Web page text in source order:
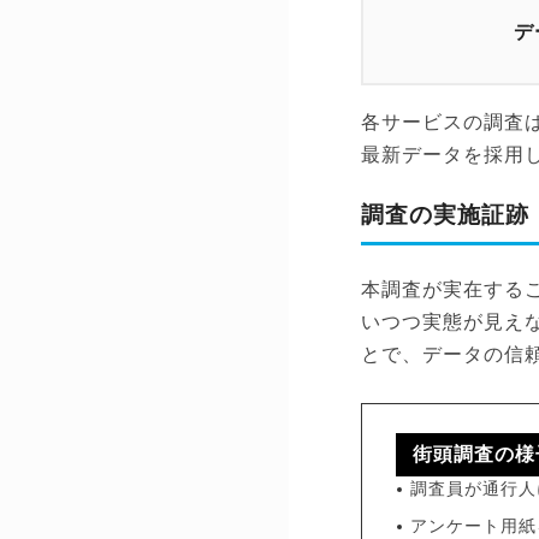
デ
各サービスの調査
最新データを採用
調査の実施証跡
本調査が実在する
いつつ実態が見え
とで、データの信
街頭調査の様
調査員が通行
アンケート用